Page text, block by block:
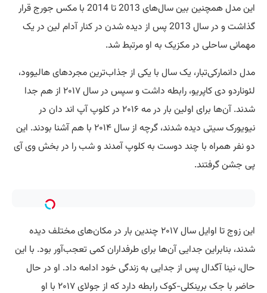
این مدل همچنین بین سال‌های 2013 تا 2014 با مکس جورج قرار
گذاشت و در سال 2013 پس از دیده شدن در کنار آدام لین در یک
مهمانی ساحلی در مکزیک به او مرتبط شد.
مدل دانمارکی‌تبار، یک سال با یکی از جذاب‌ترین مجردهای هالیوود،
لئوناردو دی کاپریو، رابطه داشت و سپس در سال ۲۰۱۷ از هم جدا
شدند. آن‌ها برای اولین بار در مه ۲۰۱۶ در کلوپ آپ اند دان در
نیویورک سیتی دیده شدند، گرچه از سال ۲۰۱۴ با هم آشنا بودند. این
دو نفر همراه با چند دوست به کلوپ آمدند و شب را در بخش وی آی
پی جشن گرفتند.
این زوج تا اوایل سال ۲۰۱۷ چندین بار در مکان‌های مختلف دیده
شدند، بنابراین جدایی آن‌ها برای طرفداران کمی تعجب‌آور بود. با این
حال، نینا آگدال پس از جدایی به زندگی خود ادامه داد. او در حال
حاضر با جک برینکلی-کوک رابطه دارد که از جولای ۲۰۱۷ با او